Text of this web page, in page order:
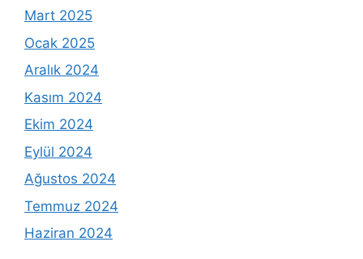
Mart 2025
Ocak 2025
Aralık 2024
Kasım 2024
Ekim 2024
Eylül 2024
Ağustos 2024
Temmuz 2024
Haziran 2024